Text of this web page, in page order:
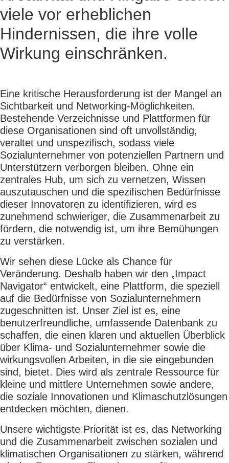
viele vor erheblichen
Hindernissen, die ihre volle
Wirkung einschränken.
Eine kritische Herausforderung ist der Mangel an
Sichtbarkeit und Networking-Möglichkeiten.
Bestehende Verzeichnisse und Plattformen für
diese Organisationen sind oft unvollständig,
veraltet und unspezifisch, sodass viele
Sozialunternehmer von potenziellen Partnern und
Unterstützern verborgen bleiben. Ohne ein
zentrales Hub, um sich zu vernetzen, Wissen
auszutauschen und die spezifischen Bedürfnisse
dieser Innovatoren zu identifizieren, wird es
zunehmend schwieriger, die Zusammenarbeit zu
fördern, die notwendig ist, um ihre Bemühungen
zu verstärken.
Wir sehen diese Lücke als Chance für
Veränderung. Deshalb haben wir den „Impact
Navigator“ entwickelt, eine Plattform, die speziell
auf die Bedürfnisse von Sozialunternehmern
zugeschnitten ist. Unser Ziel ist es, eine
benutzerfreundliche, umfassende Datenbank zu
schaffen, die einen klaren und aktuellen Überblick
über Klima- und Sozialunternehmer sowie die
wirkungsvollen Arbeiten, in die sie eingebunden
sind, bietet. Dies wird als zentrale Ressource für
kleine und mittlere Unternehmen sowie andere,
die soziale Innovationen und Klimaschutzlösungen
entdecken möchten, dienen.
Unsere wichtigste Priorität ist es, das Networking
und die Zusammenarbeit zwischen sozialen und
klimatischen Organisationen zu stärken, während